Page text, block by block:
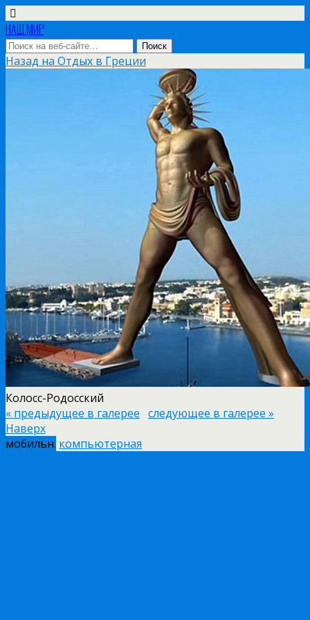
НАШ МИР
Назад на Отдых в Греции
Колосс-Родосский
« предыдущее в галерее следующее в галерее »
Наверх
мобильн. компьютерная